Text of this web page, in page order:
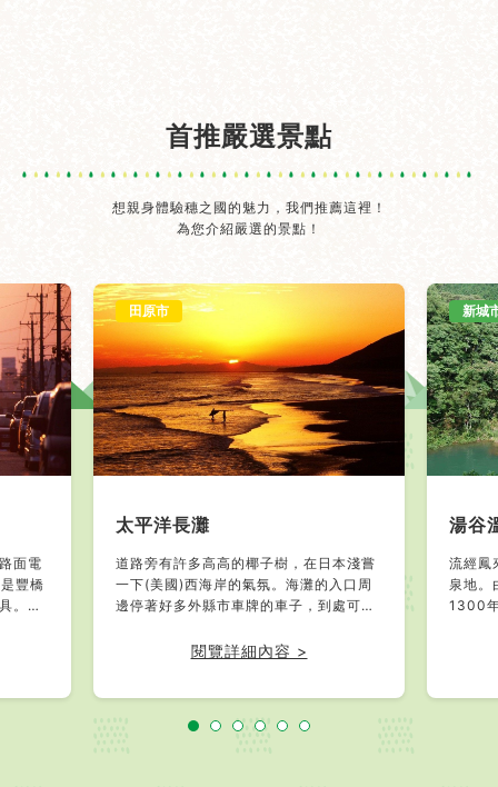
首推嚴選景點
想親身體驗穗之國的魅力，我們推薦這裡！
為您介紹嚴選的景點！
面電
豐橋
。另
田原市
太平洋長灘
道路旁有許多高高的椰子樹，在日本淺嘗
一下(美國)西海岸的氣氛。海灘的入口周
邊停著好多外縣市車牌的車子，到處可見
比賽，還舉辦各種大賽，也是日本屈指可
閱覽詳細內容 >
新城
湯谷
流經鳳
泉地。
1300